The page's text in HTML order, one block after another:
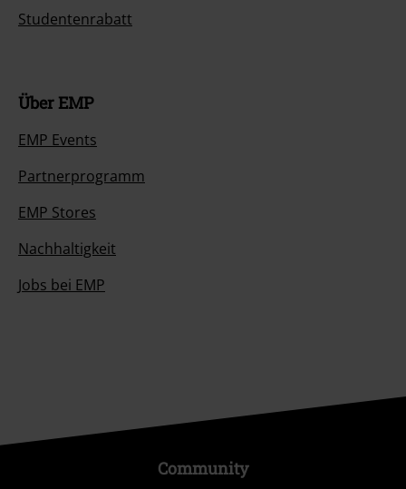
Studentenrabatt
Über EMP
EMP Events
Partnerprogramm
EMP Stores
Nachhaltigkeit
Jobs bei EMP
Community